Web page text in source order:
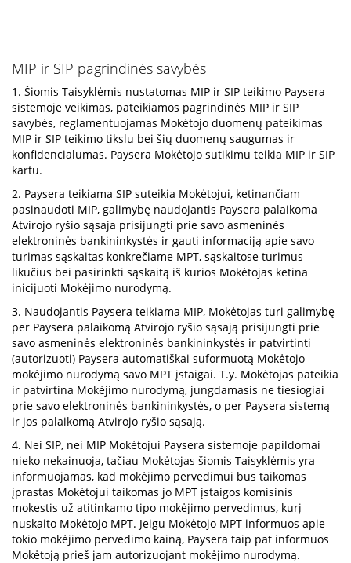
MIP ir SIP pagrindinės savybės
1. Šiomis Taisyklėmis nustatomas MIP ir SIP teikimo Paysera
sistemoje veikimas, pateikiamos pagrindinės MIP ir SIP
savybės, reglamentuojamas Mokėtojo duomenų pateikimas
MIP ir SIP teikimo tikslu bei šių duomenų saugumas ir
konfidencialumas. Paysera Mokėtojo sutikimu teikia MIP ir SIP
kartu.
2. Paysera teikiama SIP suteikia Mokėtojui, ketinančiam
pasinaudoti MIP, galimybę naudojantis Paysera palaikoma
Atvirojo ryšio sąsaja prisijungti prie savo asmeninės
elektroninės bankininkystės ir gauti informaciją apie savo
turimas sąskaitas konkrečiame MPT, sąskaitose turimus
likučius bei pasirinkti sąskaitą iš kurios Mokėtojas ketina
inicijuoti Mokėjimo nurodymą.
3. Naudojantis Paysera teikiama MIP, Mokėtojas turi galimybę
per Paysera palaikomą Atvirojo ryšio sąsają prisijungti prie
savo asmeninės elektroninės bankininkystės ir patvirtinti
(autorizuoti) Paysera automatiškai suformuotą Mokėtojo
mokėjimo nurodymą savo MPT įstaigai. T.y. Mokėtojas pateikia
ir patvirtina Mokėjimo nurodymą, jungdamasis ne tiesiogiai
prie savo elektroninės bankininkystės, o per Paysera sistemą
ir jos palaikomą Atvirojo ryšio sąsają.
4. Nei SIP, nei MIP Mokėtojui Paysera sistemoje papildomai
nieko nekainuoja, tačiau Mokėtojas šiomis Taisyklėmis yra
informuojamas, kad mokėjimo pervedimui bus taikomas
įprastas Mokėtojui taikomas jo MPT įstaigos komisinis
mokestis už atitinkamo tipo mokėjimo pervedimus, kurį
nuskaito Mokėtojo MPT. Jeigu Mokėtojo MPT informuos apie
tokio mokėjimo pervedimo kainą, Paysera taip pat informuos
Mokėtoją prieš jam autorizuojant mokėjimo nurodymą.